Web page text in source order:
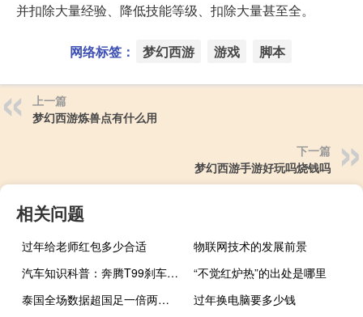
并扣除大量经验、降低技能等级、扣除大量甚至全。
网络标签： 梦幻西游 游戏 脚本
上一篇
梦幻西游炼兽点有什么用
下一篇
梦幻西游手游好玩吗烧钱吗
相关问题
过年给老师红包多少合适
物联网技术的发展前景
汽车知识科普：奔腾T99刹车距离多少米
“不觉红炉热”的出处是哪里
泰国全场数据超国足一倍两球助攻队员均是武汉三镇 到底什么情况嘞
过年换电脑要多少钱